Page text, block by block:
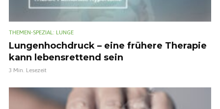
THEMEN-SPEZIAL: LUNGE
Lungenhochdruck – eine frühere Therapie
kann lebensrettend sein
3 Min. Lesezeit